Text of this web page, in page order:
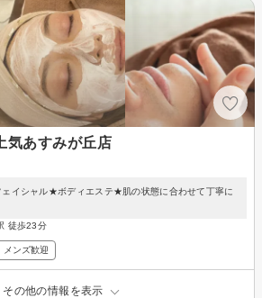
あすみが丘店
ェイシャル★ボディエステ★肌の状態に合わせて丁寧に
徒歩23分
メンズ歓迎
その他の情報を表示